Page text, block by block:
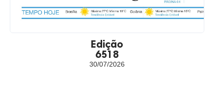
Edição
6518
30/07/2026